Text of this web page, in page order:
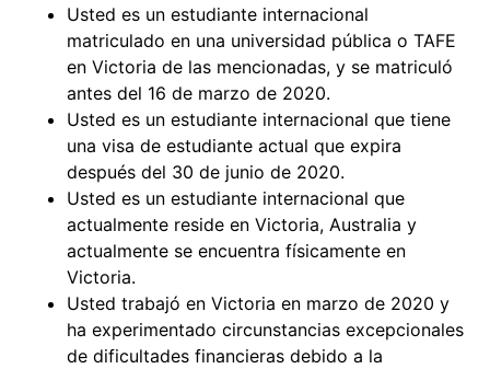
Usted es un estudiante internacional
matriculado en una universidad pública o TAFE
en Victoria de las mencionadas, y se matriculó
antes del 16 de marzo de 2020.
Usted es un estudiante internacional que tiene
una visa de estudiante actual que expira
después del 30 de junio de 2020.
Usted es un estudiante internacional que
actualmente reside en Victoria, Australia y
actualmente se encuentra físicamente en
Victoria.
Usted trabajó en Victoria en marzo de 2020 y
ha experimentado circunstancias excepcionales
de dificultades financieras debido a la